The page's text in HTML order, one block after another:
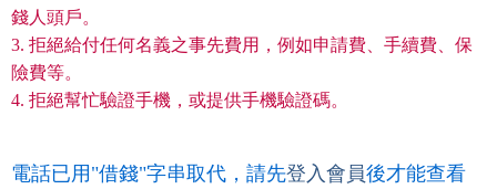
錢人頭戶。
3. 拒絕給付任何名義之事先費用，例如申請費、手續費、保
險費等。
4. 拒絕幫忙驗證手機，或提供手機驗證碼。
電話已用"借錢"字串取代，請先登入會員後才能查看